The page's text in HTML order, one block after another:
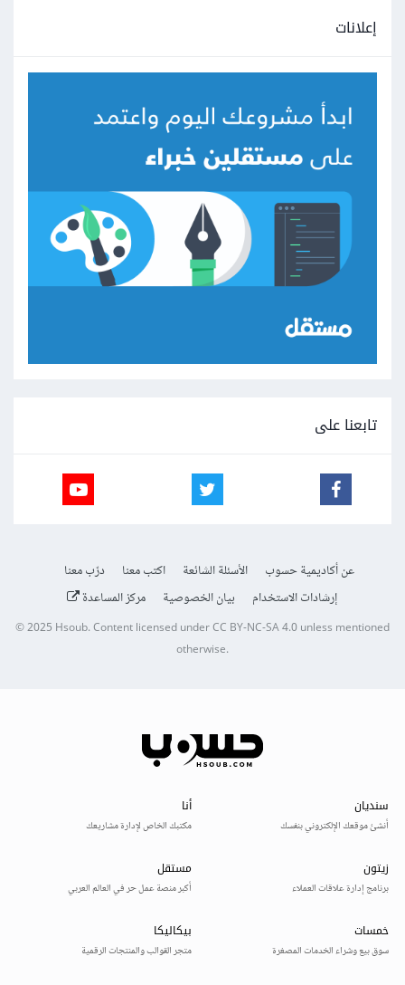
إعلانات
تابعنا على
عن أكاديمية حسوب الأسئلة الشائعة اكتب معنا
درّب معنا
إرشادات الاستخدام
بيان الخصوصية مركز المساعدة
© 2025Hsoub.Content licensed underCC BY-NC-SA 4.0unless mentioned
otherwise.